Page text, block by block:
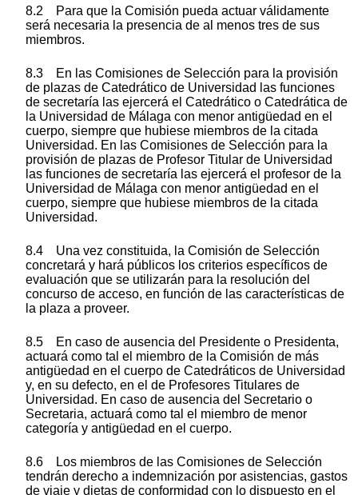
8.2 Para que la Comisión pueda actuar válidamente
será necesaria la presencia de al menos tres de sus
miembros.
8.3 En las Comisiones de Selección para la provisión
de plazas de Catedrático de Universidad las funciones
de secretaría las ejercerá el Catedrático o Catedrática de
la Universidad de Málaga con menor antigüedad en el
cuerpo, siempre que hubiese miembros de la citada
Universidad. En las Comisiones de Selección para la
provisión de plazas de Profesor Titular de Universidad
las funciones de secretaría las ejercerá el profesor de la
Universidad de Málaga con menor antigüedad en el
cuerpo, siempre que hubiese miembros de la citada
Universidad.
8.4 Una vez constituida, la Comisión de Selección
concretará y hará públicos los criterios específicos de
evaluación que se utilizarán para la resolución del
concurso de acceso, en función de las características de
la plaza a proveer.
8.5 En caso de ausencia del Presidente o Presidenta,
actuará como tal el miembro de la Comisión de más
antigüedad en el cuerpo de Catedráticos de Universidad
y, en su defecto, en el de Profesores Titulares de
Universidad. En caso de ausencia del Secretario o
Secretaria, actuará como tal el miembro de menor
categoría y antigüedad en el cuerpo.
8.6 Los miembros de las Comisiones de Selección
tendrán derecho a indemnización por asistencias, gastos
de viaje y dietas de conformidad con lo dispuesto en el